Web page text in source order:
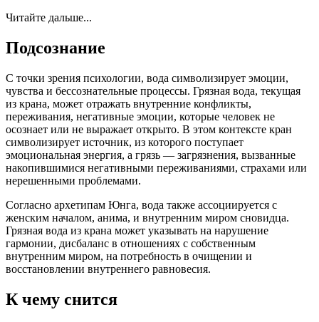
Читайте дальше...
Подсознание
С точки зрения психологии, вода символизирует эмоции,
чувства и бессознательные процессы. Грязная вода, текущая
из крана, может отражать внутренние конфликты,
переживания, негативные эмоции, которые человек не
осознает или не выражает открыто. В этом контексте кран
символизирует источник, из которого поступает
эмоциональная энергия, а грязь — загрязнения, вызванные
накопившимися негативными переживаниями, страхами или
нерешенными проблемами.
Согласно архетипам Юнга, вода также ассоциируется с
женским началом, анима, и внутренним миром сновидца.
Грязная вода из крана может указывать на нарушение
гармонии, дисбаланс в отношениях с собственным
внутренним миром, на потребность в очищении и
восстановлении внутреннего равновесия.
К чему снится